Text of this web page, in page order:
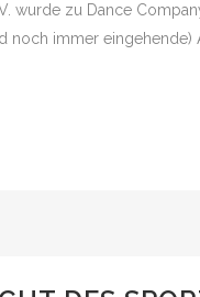
wurde zu Dance
immer eingehende)